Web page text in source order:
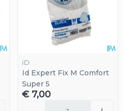
iD
Id Expert Fix M Comfort
Super 5
€ 7,00